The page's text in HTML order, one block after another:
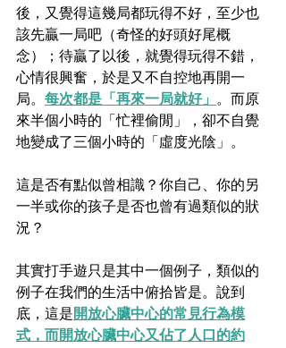
後，又覺得這幾局都玩得不好，至少也
該先贏一局吧（奇怪的好頭好尾概
念）；待贏了以後，就覺得玩得不錯，
心情很興奮，於是又不自控地再開一
局。 每次都是「再來一局就好」
。而原
來半個小時的「忙裡偷閒」，卻不自覺
地變成了三個小時的「虛度光陰」。
這是否有點似曾相識？你自己、你的另
一半或你的孩子是否也曾有過類似的狀
況？
其實打手遊只是其中一個例子，類似的
例子在我們的生活中俯拾皆是。說到
底，這是開放心臟中心的常見行為模
式，而開放心臟中心又佔了人口的約